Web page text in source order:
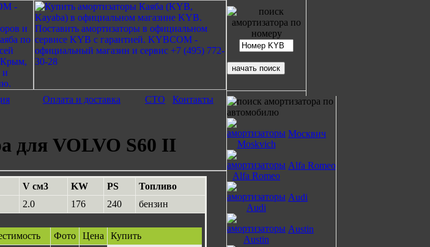
Оплата и доставка СТО Контакты
для VOLVO S60 II
V см3 KW PS Топливо
2.0 176 240 бензин
Фото Цена Купить
Москвич
Alfa Romeo
Audi
Austin